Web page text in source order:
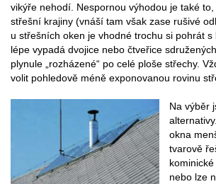
vikýře nehodí. Nespornou výhodou je také
střešní krajiny (vnáší tam však zase rušivé
u střešních oken je vhodné trochu si pohrát
lépe vypadá dvojice nebo čtveřice
plynule „rozházené“ po celé ploše střechy.
volit pohledově méně exponovanou rovinu
Na výběr
okna
tvarově
kominické
nebo lze